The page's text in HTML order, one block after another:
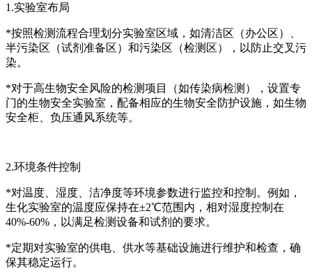
1.实验室布局
*按照检测流程合理划分实验室区域，如清洁区（办公区）、
半污染区（试剂准备区）和污染区（检测区），以防止交叉污
染。
*对于高生物安全风险的检测项目（如传染病检测），设置专
门的生物安全实验室，配备相应的生物安全防护设施，如生物
安全柜、负压通风系统等。
2.环境条件控制
*对温度、湿度、洁净度等环境参数进行监控和控制。例如，
生化实验室的温度应保持在±2℃范围内，相对湿度控制在
40%-60%，以满足检测设备和试剂的要求。
*定期对实验室的供电、供水等基础设施进行维护和检查，确
保其稳定运行。